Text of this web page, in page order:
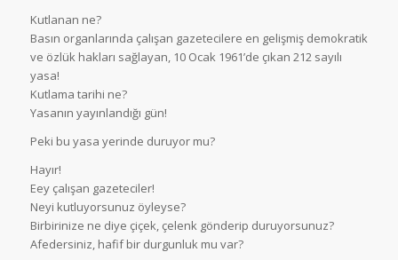
Kutlanan ne?
Basın organlarında çalışan gazetecilere en gelişmiş demokratik
ve özlük hakları sağlayan, 10 Ocak 1961’de çıkan 212 sayılı
yasa!
Kutlama tarihi ne?
Yasanın yayınlandığı gün!
Peki bu yasa yerinde duruyor mu?
Hayır!
Eey çalışan gazeteciler!
Neyi kutluyorsunuz öyleyse?
Birbirinize ne diye çiçek, çelenk gönderip duruyorsunuz?
Afedersiniz, hafif bir durgunluk mu var?